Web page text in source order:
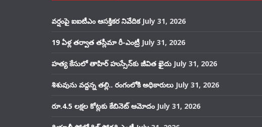
వర్షంపై ఐఐటీఎం ఆసక్తికర నివేదిక July 31, 2026
19 ఏళ్ల తర్వాత తస్లీమా రీ-ఎంట్రీ July 31, 2026
హత్య కేసులో తాహిర్ హుస్సేన్‌కు జీవిత ఖైదు July 31, 2026
శిశువును వద్దన్న తల్లి.. రంగంలోకి అధికారులు July 31, 2026
రూ.4.5 లక్షల కోట్లకు కేబినెట్ ఆమోదం July 31, 2026